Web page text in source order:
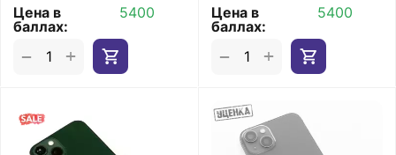
Цена в
баллах:
5400
+
−
Цена в
баллах:
5400
+
−